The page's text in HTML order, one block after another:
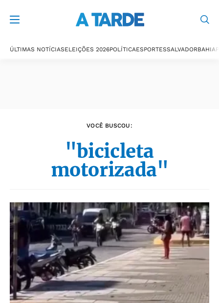
ÚLTIMAS NOTÍCIASELEIÇÕES 2026POLÍTICAESPORTESSALVADORBAHIA
VOCÊ BUSCOU:
"bicicleta
motorizada"